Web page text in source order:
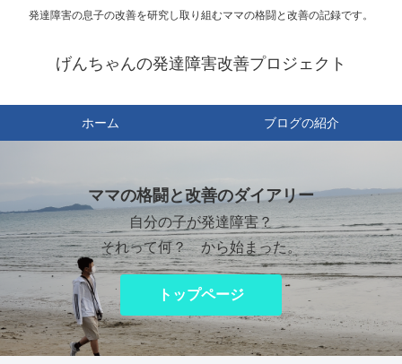
発達障害の息子の改善を研究し取り組むママの格闘と改善の記録です。
げんちゃんの発達障害改善プロジェクト
ホーム ブログの紹介
ママの格闘と改善のダイアリー
自分の子が発達障害？
それって何？ から始まった。
トップページ